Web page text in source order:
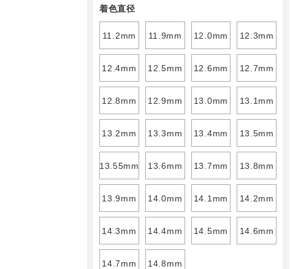
着色直径
11.2mm 11.9mm 12.0mm 12.3mm
12.4mm 12.5mm 12.6mm 12.7mm
12.8mm 12.9mm 13.0mm 13.1mm
13.2mm 13.3mm 13.4mm 13.5mm
13.55mm 13.6mm 13.7mm 13.8mm
13.9mm 14.0mm 14.1mm 14.2mm
14.3mm 14.4mm 14.5mm 14.6mm
14.7mm 14.8mm